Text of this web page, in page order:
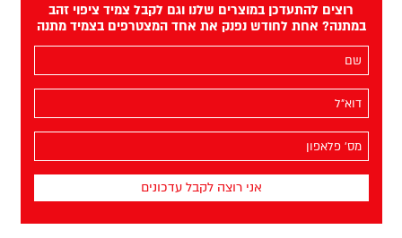
רוצים להתעדכן במוצרים שלנו וגם לקבל צמיד ציפוי זהב
במתנה? אחת לחודש נפנק את אחד המצטרפים בצמיד מתנה
שלך
שלך
הפלאפון